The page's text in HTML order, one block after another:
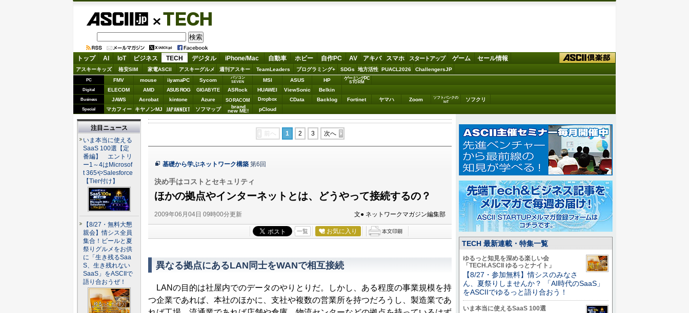
TECH
トップ AI IoT ビジネス TECH デジタル iPhone/Mac 自動車 ホビー 自作PC AV アキバ スマホ スタートアップ ゲーム セール情報
アスキーキッズ 格安SIM 家電ASCII アスキーグルメ 週刊アスキー TeamLeaders プログラミング+ SDGs 地方活性 PUACL2026 ChallengersJP
PC FMV mouse iiyamaPC Sycom
パソコン
SEVEN
MSI ASUS HP ゲーミングPC
STORM
Digital ELECOM AMD ASUS ROG GIGABYTE ASRock HUAWEI ViewSonic Belkin
Business JAWS Acrobat kintone Azure SORACOM Dropbox CData Backlog Fortinet ヤマハ Zoom
ソフトバンクの
IoT
ソフクリ
Special マカフィー キヤノンMJ JAPANNEXT ソフマップ brand
new ME! pCloud
前へ 1 2 3 次へ
基礎から学ぶネットワーク構築 第6回
決め手はコストとセキュリティ
ほかの拠点やインターネットとは、どうやって接続するの？
2009年06月04日 09時00分更新 文● ネットワークマガジン編集部
一覧 お気に入り
異なる拠点にあるLAN同士をWANで相互接続
LANの目的は社屋内でのデータのやりとりだ。しかし、ある程度の事業規模を持
つ企業であれば、本社のほかに、支社や複数の営業所を持つだろうし、製造業であ
注目ニュース
いま本当に使える
SaaS 100選【定
番編】 エントリ
ー1～4はMicrosof
t 365やSalesforce
【Tier付け】
【8/27・無料大懇
親会】情シス全員
集合！ビールと夏
祭りグルメをお供
に「生き残るSaa
S、生き残れない
SaaS」をASCIIで
語り合おうぜ！
TECH 最新連載・特集一覧
ゆるっと知見を深める楽しい会
「TECH.ASCII ゆるっとナイト」
【8/27・参加無料】情シスのみなさ
ん、夏祭りしませんか？ 「AI時代のSaaS」
をASCIIでゆるっと語り合おう！
いま本当に使えるSaaS 100選